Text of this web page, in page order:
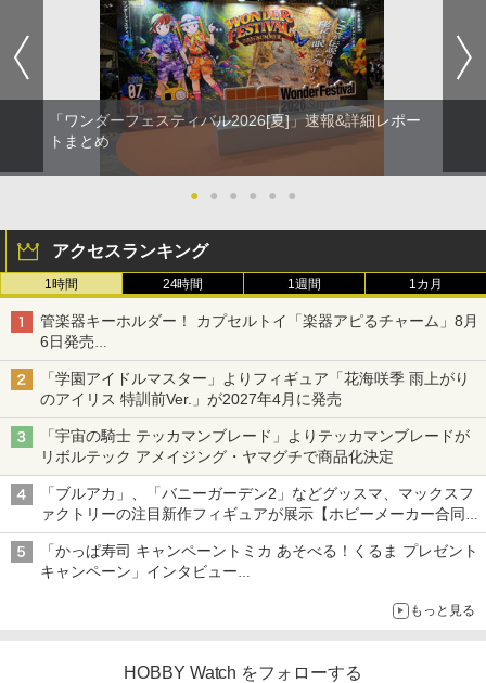
「ワンダーフェスティバル2026[夏]」速報&詳細レポー
トまとめ
● ● ● ● ● ●
アクセスランキング
1時間 24時間 1週間 1カ月
管楽器キーホルダー！ カプセルトイ「楽器アピるチャーム」8月
6日発売
チューバ、テナサクなど5種各3色
「学園アイドルマスター」よりフィギュア「花海咲季 雨上がり
のアイリス 特訓前Ver.」が2027年4月に発売
「宇宙の騎士 テッカマンブレード」よりテッカマンブレードが
リボルテック アメイジング・ヤマグチで商品化決定
「ブルアカ」、「バニーガーデン2」などグッスマ、マックスフ
ァクトリーの注目新作フィギュアが展示【ホビーメーカー合同展
示会】
「かっぱ寿司 キャンペーントミカ あそべる！くるま プレゼント
キャンペーン」インタビュー
もっと見る
HOBBY Watch をフォローする